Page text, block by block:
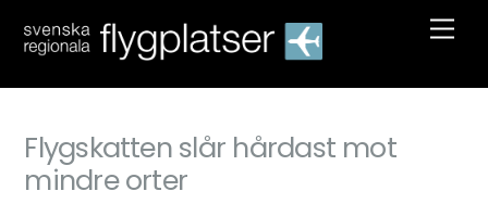
Flygskatten slår hårdast mot
mindre orter